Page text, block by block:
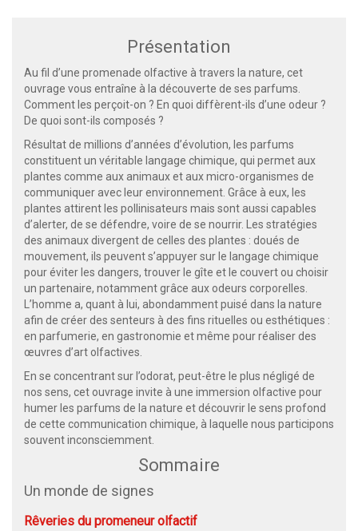
Présentation
Au fil d’une promenade olfactive à travers la nature, cet
ouvrage vous entraîne à la découverte de ses parfums.
Comment les perçoit-on ? En quoi diffèrent-ils d’une odeur ?
De quoi sont-ils composés ?
Résultat de millions d’années d’évolution, les parfums
constituent un véritable langage chimique, qui permet aux
plantes comme aux animaux et aux micro-organismes de
communiquer avec leur environnement. Grâce à eux, les
plantes attirent les pollinisateurs mais sont aussi capables
d’alerter, de se défendre, voire de se nourrir. Les stratégies
des animaux divergent de celles des plantes : doués de
mouvement, ils peuvent s’appuyer sur le langage chimique
pour éviter les dangers, trouver le gîte et le couvert ou choisir
un partenaire, notamment grâce aux odeurs corporelles.
L’homme a, quant à lui, abondamment puisé dans la nature
afin de créer des senteurs à des fins rituelles ou esthétiques :
en parfumerie, en gastronomie et même pour réaliser des
œuvres d’art olfactives.
En se concentrant sur l’odorat, peut-être le plus négligé de
nos sens, cet ouvrage invite à une immersion olfactive pour
humer les parfums de la nature et découvrir le sens profond
de cette communication chimique, à laquelle nous participons
souvent inconsciemment.
Sommaire
Un monde de signes
Rêveries du promeneur olfactif